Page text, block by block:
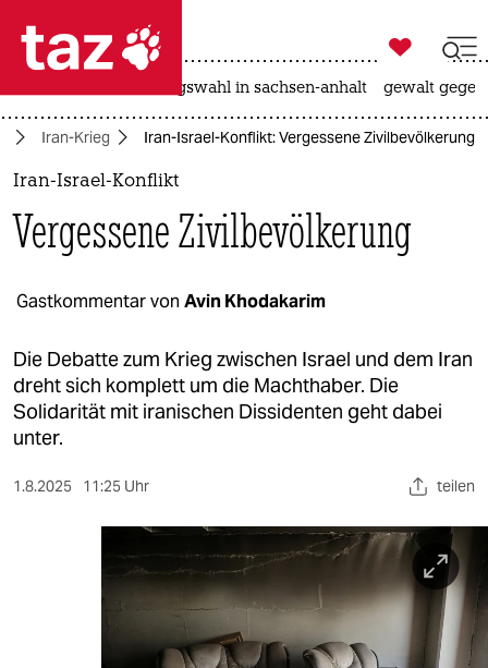
 taz zahl ich
taz zahl ich
politik
öko
gesellschaft
kultur
sport
berlin
wahrheit

taz zahl ich
landtagswahl in sachsen-anhalt gewalt
Iran-Krieg Iran-Israel-Konflikt: Vergessene Zivilbevölkerung
Iran-Israel-Konflikt
Vergessene Zivilbevölkerung
Gastkommentar von Avin Khodakarim
Die Debatte zum Krieg zwischen Israel und dem Iran
dreht sich komplett um die Machthaber. Die
Solidarität mit iranischen Dissidenten geht dabei
unter.
1.8.2025 11:25 Uhr teilen